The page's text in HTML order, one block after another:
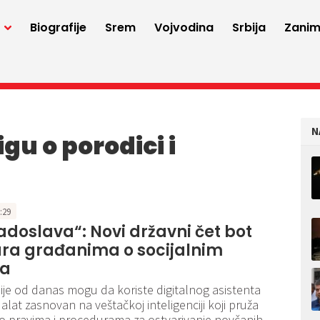
Biografije Srem Vojvodina Srbija
o porodici i
Novi državni čet bot
građanima o socijalnim
od danas mogu da koriste digitalnog asistenta
alat zasnovan na veštačkoj inteligenciji koji pruža